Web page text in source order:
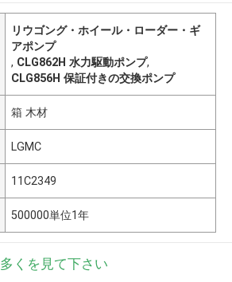
リウゴング・ホイール・ローダー・ギ
アポンプ
, CLG862H 水力駆動ポンプ,
CLG856H 保証付きの交換ポンプ
箱 木材
LGMC
11C2349
500000単位1年
多くを見て下さい